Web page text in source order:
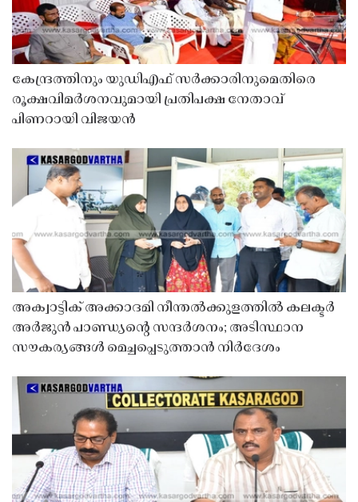
കേന്ദ്രത്തിനും യുഡിഎഫ് സർക്കാരിനുമെതിരെ
രൂക്ഷവിമർശനവുമായി പ്രതിപക്ഷ നേതാവ്
പിണറായി വിജയൻ
അക്വാട്ടിക് അക്കാദമി നീന്തൽക്കുളത്തിൽ കലക്ടർ
അർജുൻ പാണ്ഡ്യൻ്റെ സന്ദർശനം; അടിസ്ഥാന
സൗകര്യങ്ങൾ മെച്ചപ്പെടുത്താൻ നിർദേശം